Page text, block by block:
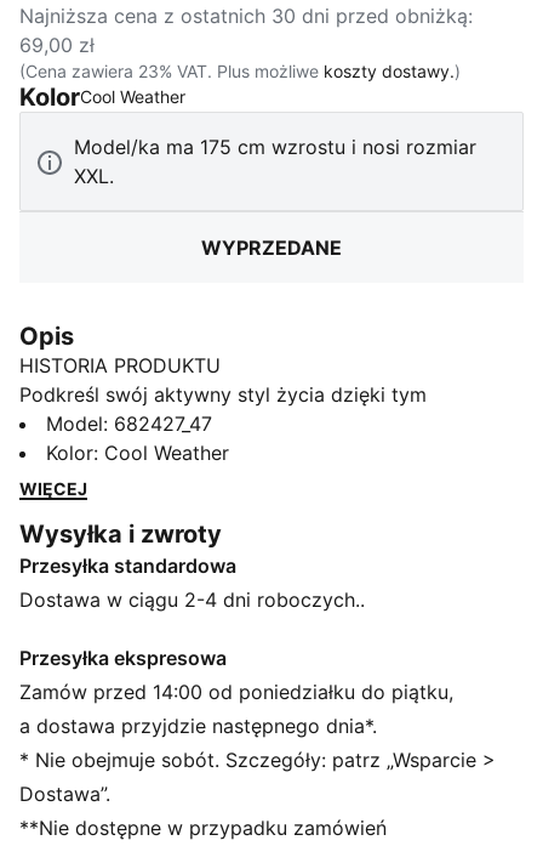
Najniższa cena z ostatnich 30 dni przed obniżką:
69,00 zł
(Cena zawiera 23% VAT. Plus możliwe koszty dostawy.)
KolorCool Weather:
Model/ka ma 175 cm wzrostu i nosi rozmiar
XXL.
WYPRZEDANE
Opis
HISTORIA PRODUKTU
Podkreśl swój aktywny styl życia dzięki tym
legginsom o długości 3/4. Model ten ma elegancki
gumowy nadruk logo No. 1 i elastyczny pas. Jest
ściśle dopasowany do sylwetki i porusza się wraz z
ruchu. Pokaż swoją dumę z PUMA.
SZCZEGÓŁY
Obcisły krój
Standardowa długość
Średni stan
Elastyczny pasek
Charakterystyczne detale marki PUMA
Model: 682427_47
Kolor: Cool Weather
WIĘCEJ
Wysyłka i zwroty
Przesyłka standardowa
Dostawa w ciągu 2-4 dni roboczych..
Przesyłka ekspresowa
Zamów przed 14:00 od poniedziałku do piątku,
a dostawa przyjdzie następnego dnia*.
* Nie obejmuje sobót. Szczegóły: patrz „Wsparcie >
Dostawa”.
**Nie dostępne w przypadku zamówień